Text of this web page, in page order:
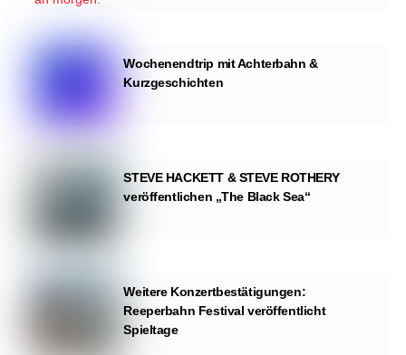
Wochenendtrip mit Achterbahn &
Kurzgeschichten
STEVE HACKETT & STEVE ROTHERY
veröffentlichen „The Black Sea“
Weitere Konzertbestätigungen:
Reeperbahn Festival veröffentlicht
Spieltage